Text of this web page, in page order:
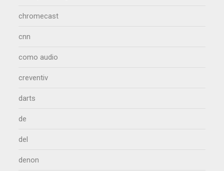
chromecast
cnn
como audio
creventiv
darts
de
del
denon